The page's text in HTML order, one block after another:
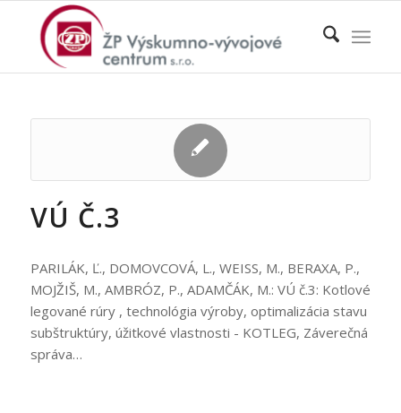
VÚ Č.3
PARILÁK, Ľ., DOMOVCOVÁ, L., WEISS, M., BERAXA, P.,
MOJŽIŠ, M., AMBRÓZ, P., ADAMČÁK, M.: VÚ č.3: Kotlové
legované rúry , technológia výroby, optimalizácia stavu
subštruktúry, úžitkové vlastnosti - KOTLEG, Záverečná
správa…